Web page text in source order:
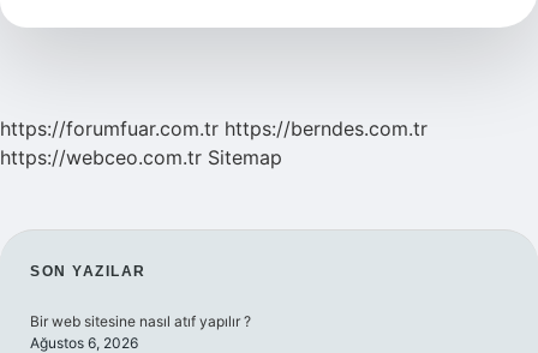
?
https://forumfuar.com.tr https://berndes.com.tr
https://webceo.com.tr Sitemap
SIDEBAR
SON YAZILAR
Bir web sitesine nasıl atıf yapılır ?
Ağustos 6, 2026